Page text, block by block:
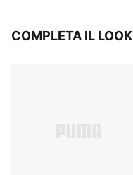
COMPLETA IL LOOK